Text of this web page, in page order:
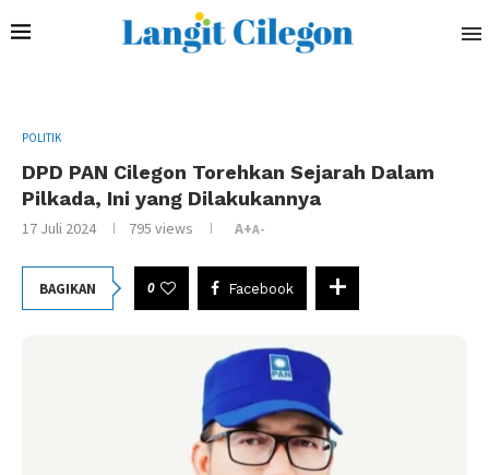
POLITIK
DPD PAN Cilegon Torehkan Sejarah Dalam
Pilkada, Ini yang Dilakukannya
17 Juli 2024 795 views A+A-
BAGIKAN 0 Facebook